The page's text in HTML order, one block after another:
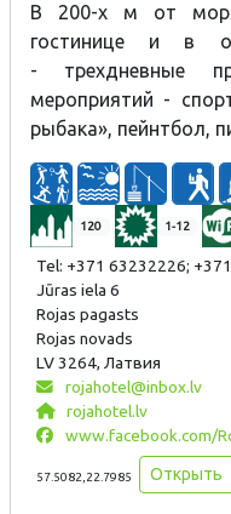
В 200-х м от
гостинице и в
- трехдневные
мероприятий -
рыбака», пейнтбол,
120 1-12
Tel: +371 63232226;
Jūras iela 6
Rojas pagasts
Rojas novads
LV 3264, Латвия
rojahotel@inbox.lv
rojahotel.lv
www.facebook.com/
57.5082,22.7985 Открыть